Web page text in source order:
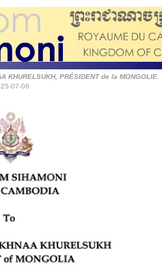
PRÉSIDENT de la MONGOLIE.
07-06